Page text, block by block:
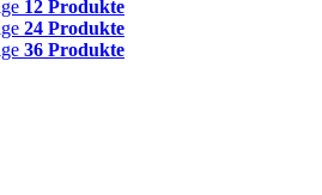
12 Produkte
24 Produkte
36 Produkte